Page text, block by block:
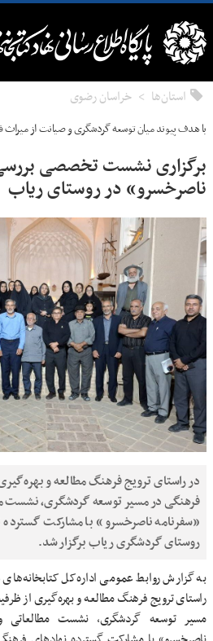
استان‌ها خراسان رضوی
با هدف پیوند میان توسعه گردشگری و صیانت از میراث
برگزاری نشست تخصصی
ناصرخسرو» در روستای ریاب
در راستای ترویج فرهنگ مطالعه و
فرهنگی در مسیر توسعه گردشگری، نشست
«سفرنامه ناصرخسرو» با مشارکت
روستای گردشگری ریاب برگزار شد.
به گزارش روابط عمومی اداره‌کل
راستای ترویج فرهنگ مطالعه و بهره‌گیری از
مسیر توسعه گردشگری، نشست مطالعاتی